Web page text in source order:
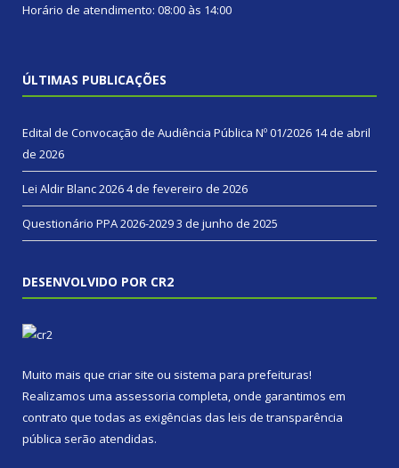
Horário de atendimento: 08:00 às 14:00
ÚLTIMAS PUBLICAÇÕES
Edital de Convocação de Audiência Pública Nº 01/2026 14 de abril
de 2026
Lei Aldir Blanc 20264 de fevereiro de 2026
Questionário PPA 2026-20293 de junho de 2025
DESENVOLVIDO POR CR2
Muito mais que criar site ou sistema para prefeituras!
Realizamos uma assessoria completa, onde garantimos em
contrato que todas as exigências das leis de transparência
pública serão atendidas.